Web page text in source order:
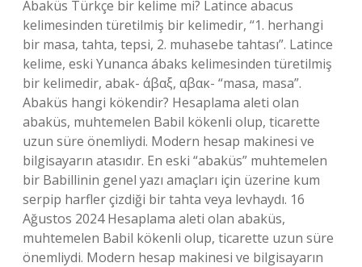
Abaküs Türkçe bir kelime mi? Latince abacus
kelimesinden türetilmiş bir kelimedir, “1. herhangi
bir masa, tahta, tepsi, 2. muhasebe tahtası”. Latince
kelime, eski Yunanca ábaks kelimesinden türetilmiş
bir kelimedir, abak- άβαξ, αβακ- “masa, masa”.
Abaküs hangi kökendir? Hesaplama aleti olan
abaküs, muhtemelen Babil kökenli olup, ticarette
uzun süre önemliydi. Modern hesap makinesi ve
bilgisayarın atasıdır. En eski “abaküs” muhtemelen
bir Babillinin genel yazı amaçları için üzerine kum
serpip harfler çizdiği bir tahta veya levhaydı. 16
Ağustos 2024 Hesaplama aleti olan abaküs,
muhtemelen Babil kökenli olup, ticarette uzun süre
önemliydi. Modern hesap makinesi ve bilgisayarın